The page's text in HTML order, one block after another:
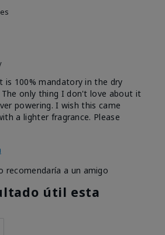
is 100% mandatory in the dry
The only thing I don't love about it
powering. I wish this came
a lighter fragrance. Please
recomendaría a un amigo
útil esta